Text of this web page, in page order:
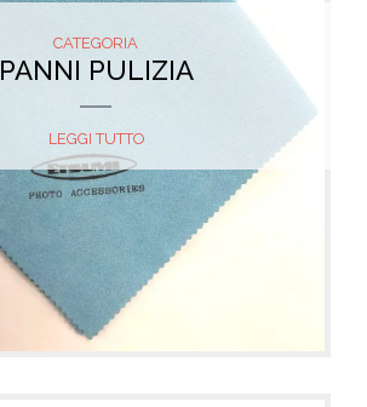
CATEGORIA
PANNI PULIZIA
LEGGI TUTTO